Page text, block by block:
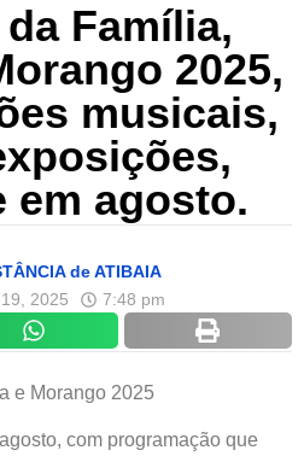
Família,
2025,
musicais,
em agosto.
de ATIBAIA
2025
7:48 pm
e Morango 2025
com programação que